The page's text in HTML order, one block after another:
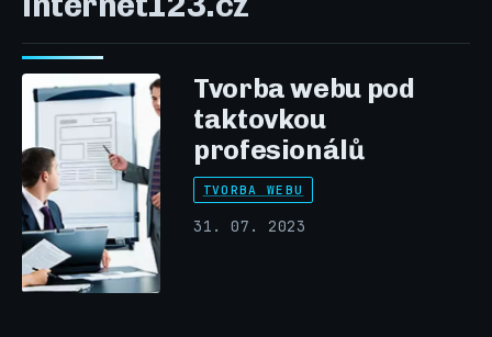
Tvorba webu pod
taktovkou
profesionálů
TVORBA WEBU
31. 07. 2023